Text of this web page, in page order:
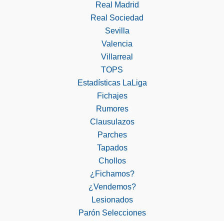
Real Madrid
Real Sociedad
Sevilla
Valencia
Villarreal
TOPS
Estadísticas LaLiga
Fichajes
Rumores
Clausulazos
Parches
Tapados
Chollos
¿Fichamos?
¿Vendemos?
Lesionados
Parón Selecciones